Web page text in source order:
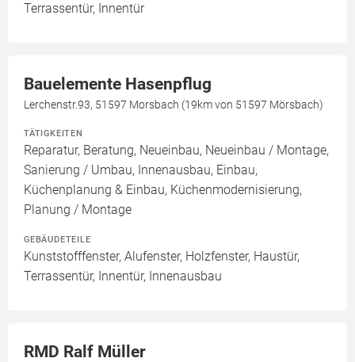
Terrassentür, Innentür
Bauelemente Hasenpflug
Lerchenstr.93, 51597 Morsbach (19km von 51597 Mörsbach)
TÄTIGKEITEN
Reparatur, Beratung, Neueinbau, Neueinbau / Montage,
Sanierung / Umbau, Innenausbau, Einbau,
Küchenplanung & Einbau, Küchenmodernisierung,
Planung / Montage
GEBÄUDETEILE
Kunststofffenster, Alufenster, Holzfenster, Haustür,
Terrassentür, Innentür, Innenausbau
RMD Ralf Müller